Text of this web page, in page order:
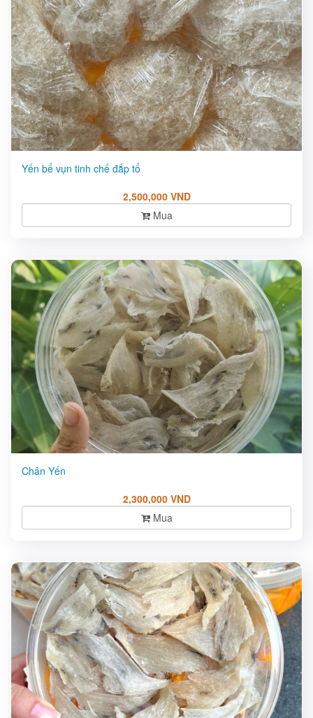
Yến bể vụn tinh chế đắp tổ
2,500,000 VND
Mua
Chân Yến
2,300,000 VND
Mua